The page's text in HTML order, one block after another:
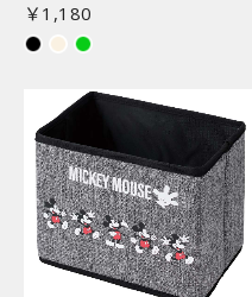
￥1,180